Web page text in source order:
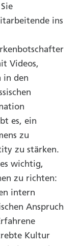
ins
Videos,
in den
es, ein
zu
zu stärken.
wichtig,
zu richten:
intern
Anspruch
Kultur